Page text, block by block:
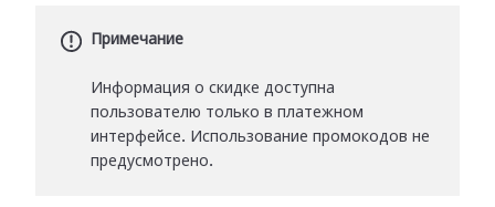
Примечание
Информация о скидке доступна
пользователю только в платежном
интерфейсе. Использование промокодов не
предусмотрено.